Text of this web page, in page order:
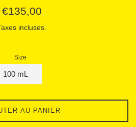
Prix
€135,00
incluses.
Size
AU PANIER